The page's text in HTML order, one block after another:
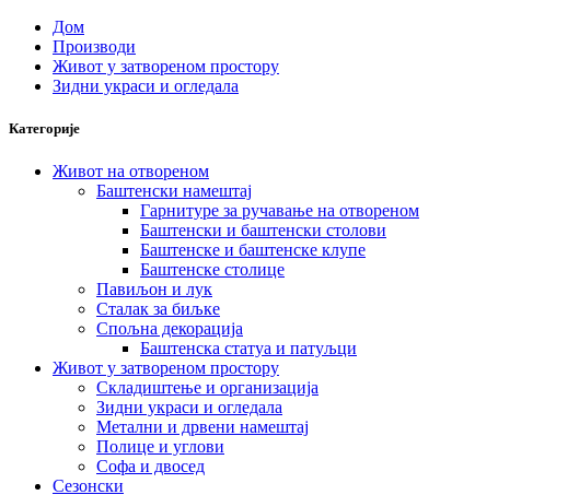
Дом
Производи
Живот у затвореном простору
Зидни украси и огледала
Категорије
Живот на отвореном
Баштенски намештај
Гарнитуре за ручавање на отвореном
Баштенски и баштенски столови
Баштенске и баштенске клупе
Баштенске столице
Павиљон и лук
Сталак за биљке
Спољна декорација
Баштенска статуа и патуљци
Живот у затвореном простору
Складиштење и организација
Зидни украси и огледала
Метални и дрвени намештај
Полице и углови
Софа и двосед
Сезонски